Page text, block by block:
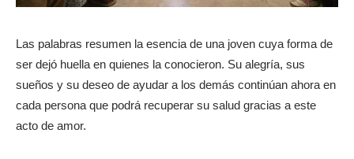
Las palabras resumen la esencia de una joven cuya forma de
ser dejó huella en quienes la conocieron. Su alegría, sus
sueños y su deseo de ayudar a los demás continúan ahora en
cada persona que podrá recuperar su salud gracias a este
acto de amor.